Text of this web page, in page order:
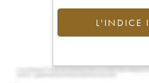
L'INDICE